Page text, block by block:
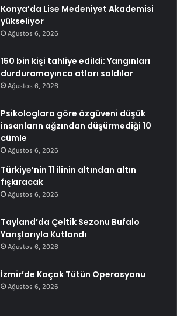
Konya’da Lise Medeniyet Akademisi
yükseliyor
Ağustos 6, 2026
150 bin kişi tahliye edildi: Yangınları
durduramayınca atları saldılar
Ağustos 6, 2026
Psikologlara göre özgüveni düşük
insanların ağzından düşürmediği 10
cümle
Ağustos 6, 2026
Türkiye’nin 11 ilinin altından altın
fışkıracak
Ağustos 6, 2026
Tayland’da Çeltik Sezonu Bufalo
Yarışlarıyla Kutlandı
Ağustos 6, 2026
İzmir’de Kaçak Tütün Operasyonu
Ağustos 6, 2026